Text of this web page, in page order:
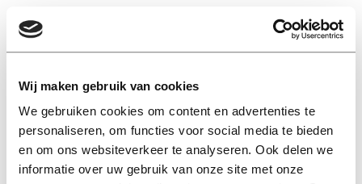
Wij maken gebruik van cookies
We gebruiken cookies om content en advertenties te
personaliseren, om functies voor social media te bieden
en om ons websiteverkeer te analyseren. Ook delen we
informatie over uw gebruik van onze site met onze
EN
digitale zorg
Achtergrond